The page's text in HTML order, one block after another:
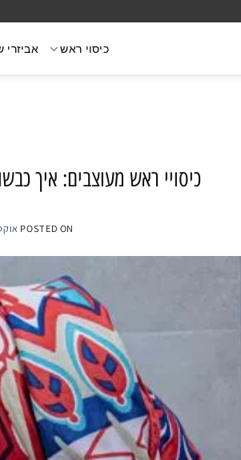
כיסוי ראש אביזרי
כיסויי ראש מעוצבים: איך
POSTED ON